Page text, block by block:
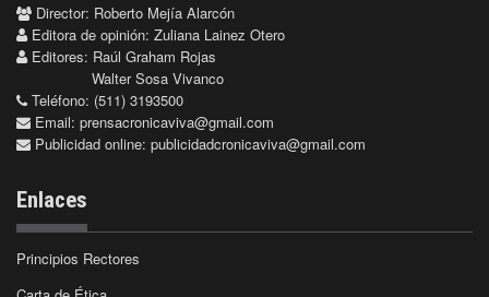
Director: Roberto Mejía Alarcón
Editora de opinión: Zuliana Lainez Otero
Editores: Raúl Graham Rojas
Walter Sosa Vivanco
Teléfono: (511) 3193500
Email: prensacronicaviva@gmail.com
Publicidad online: publicidadcronicaviva@gmail.com
Enlaces
Principios Rectores